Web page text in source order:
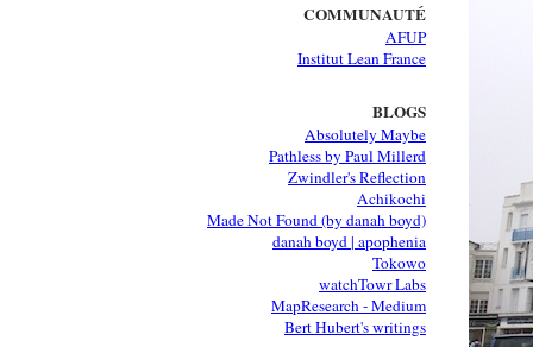
COMMUNAUTÉ
AFUP
Institut Lean France
BLOGS
Absolutely Maybe
Pathless by Paul Millerd
Zwindler's Reflection
Achikochi
Made Not Found (by danah boyd)
danah boyd | apophenia
Tokowo
watchTowr Labs
MapResearch - Medium
Bert Hubert's writings